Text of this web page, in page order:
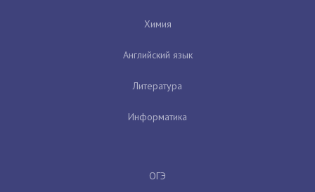
Химия
Английский язык
Литература
Информатика
ОГЭ